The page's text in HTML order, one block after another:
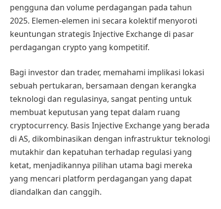
pengguna dan volume perdagangan pada tahun
2025. Elemen-elemen ini secara kolektif menyoroti
keuntungan strategis Injective Exchange di pasar
perdagangan crypto yang kompetitif.
Bagi investor dan trader, memahami implikasi lokasi
sebuah pertukaran, bersamaan dengan kerangka
teknologi dan regulasinya, sangat penting untuk
membuat keputusan yang tepat dalam ruang
cryptocurrency. Basis Injective Exchange yang berada
di AS, dikombinasikan dengan infrastruktur teknologi
mutakhir dan kepatuhan terhadap regulasi yang
ketat, menjadikannya pilihan utama bagi mereka
yang mencari platform perdagangan yang dapat
diandalkan dan canggih.